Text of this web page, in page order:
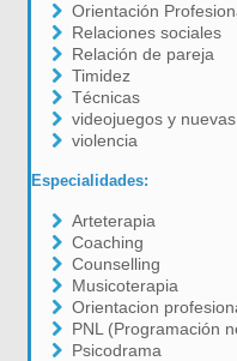
Orientación
Relaciones sociales
Relación de pareja
Timidez
Técnicas
videojuegos y
violencia
Especialidades:
Arteterapia
Coaching
Counselling
Musicoterapia
Orientacion
PNL (Programación
Psicodrama